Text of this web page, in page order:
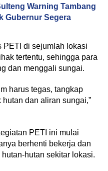
Warning Tambang
Gubernur Segera
PETI di sejumlah lokasi
tertentu, sehingga para
dan menggali sungai.
harus tegas, tangkap
dan aliran sungai,”
PETI ini mulai
berhenti bekerja dan
hutan sekitar lokasi.